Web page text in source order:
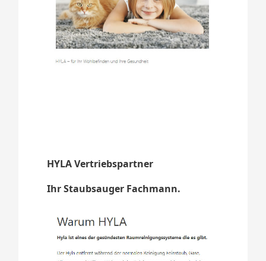
HYLA Vertriebspartner
Ihr Staubsauger Fachmann.